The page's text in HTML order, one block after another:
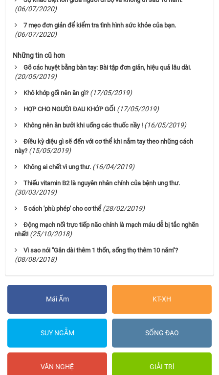
(06/07/2020)
7 mẹo đơn giản để kiểm tra tình hình sức khỏe của bạn.
(06/07/2020)
Những tin cũ hơn
Gõ các huyệt bằng bàn tay: Bài tập đơn giản, hiệu quả lâu dài.
(20/05/2019)
Khô khớp gối nên ăn gì? (17/05/2019)
HỢP CHO NGƯỜI ĐAU KHỚP GỐI (17/05/2019)
Không nên ăn bưởi khi uống các thuốc nầy ! (16/05/2019)
Điều kỳ diệu gì sẽ đến với cơ thể khi nắm tay theo những cách
này? (15/05/2019)
Không ai chết vì ung thư. (16/04/2019)
Thiếu vitamin B2 là nguyên nhân chính của bệnh ung thư.
(30/03/2019)
5 cách 'phù phép' cho cơ thể (28/02/2019)
Động mạch nối trực tiếp não chính là mạch máu dễ bị tắc nghẽn
nhất! (25/10/2018)
Vì sao nói "Gân dài thêm 1 thốn, sống thọ thêm 10 năm"?
(08/08/2018)
Mái Ấm KT-XH
SUY NGẪM SỐNG ĐẠO
VĂN NGHỆ GIẢI TRÍ